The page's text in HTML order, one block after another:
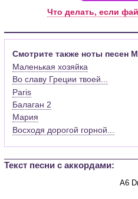
Что делать, если
Смотрите также ноты песен
Маленькая хозяйка
Во славу Греции твоей...
Paris
Балаган 2
Мария
Восходя дорогой горной...
Текст песни c аккордами: